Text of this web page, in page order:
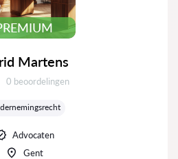
Martens
Beoordelingen:
0 beoordelingen
Advocaten
Gent